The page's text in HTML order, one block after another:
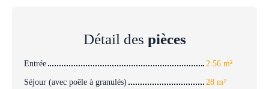
Détail des pièces
Entrée
2.56 m²
Séjour (avec poêle à granulés)
28 m²